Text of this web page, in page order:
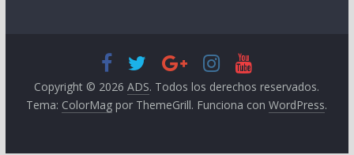
Copyright © 2026ADS. Todos los derechos reservados.
Tema: ColorMag por ThemeGrill. Funciona conWordPress.